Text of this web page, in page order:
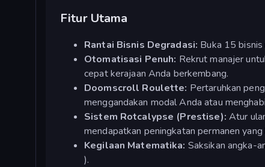
Fitur Utama
Rantai Bisnis Degradasi: Buka 15 bisnis
Otomatisasi Penuh: Rekrut manajer
cepat kerajaan Anda berkembang.
Doomscroll Roulette: Pertaruhkan
menggandakan modal Anda atau
Sistem Rotcalypse (Prestise): Atur
mendapatkan peningkatan permanen yang
Kegilaan Matematika: Saksikan angka-
).